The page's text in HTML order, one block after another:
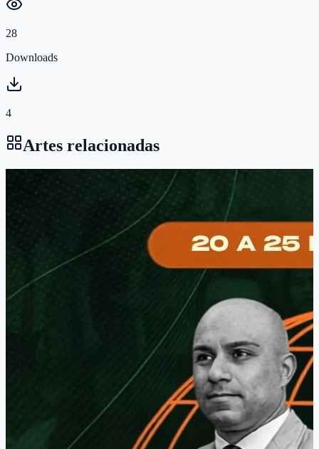
28
Downloads
4
Artes relacionadas